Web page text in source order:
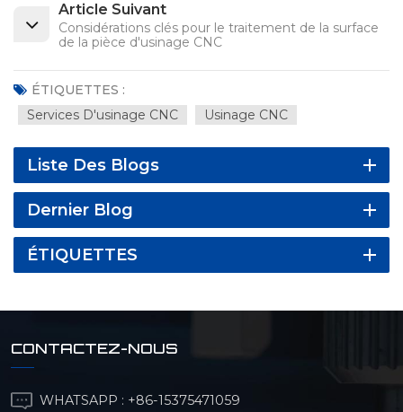
Article Suivant
Considérations clés pour le traitement de la surface
de la pièce d'usinage CNC
ÉTIQUETTES :
Services D'usinage CNC
Usinage CNC
Liste Des Blogs
Dernier Blog
ÉTIQUETTES
CONTACTEZ-NOUS
WHATSAPP : +86-15375471059